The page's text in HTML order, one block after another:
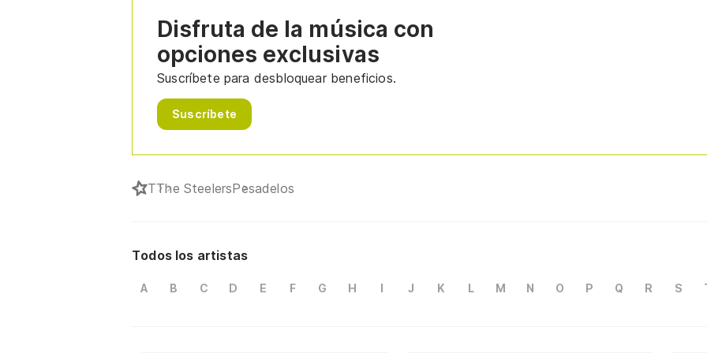
Disfruta de la música con
opciones exclusivas
Suscríbete para desbloquear beneficios.
Suscríbete
TThe SteelersPesadelos
Todos los artistas
A B C D E F G H I J K L M N O P Q R S